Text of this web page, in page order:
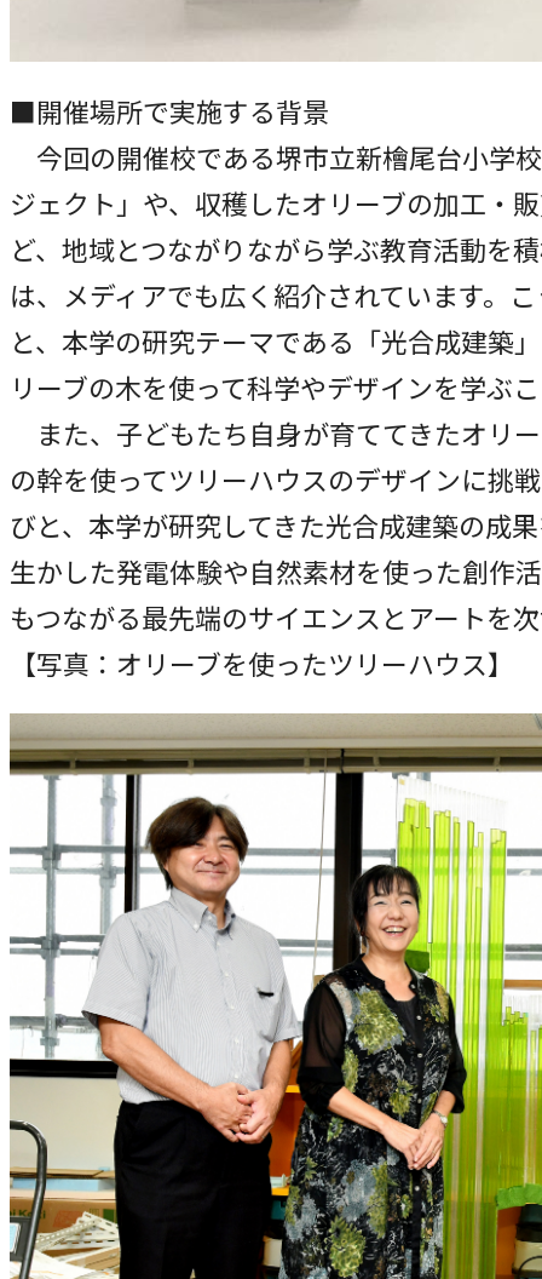
■開催場所で実施する背景
今回の開催校である堺市立新檜尾台小学
ジェクト」や、収穫したオリーブの加工・
ど、地域とつながりながら学ぶ教育活動を
は、メディアでも広く紹介されています。
と、本学の研究テーマである「光合成建築
リーブの木を使って科学やデザインを学ぶ
また、子どもたち自身が育ててきたオリ
の幹を使ってツリーハウスのデザインに挑
びと、本学が研究してきた光合成建築の成
生かした発電体験や自然素材を使った創作
もつながる最先端のサイエンスとアートを
【写真：オリーブを使ったツリーハウス】